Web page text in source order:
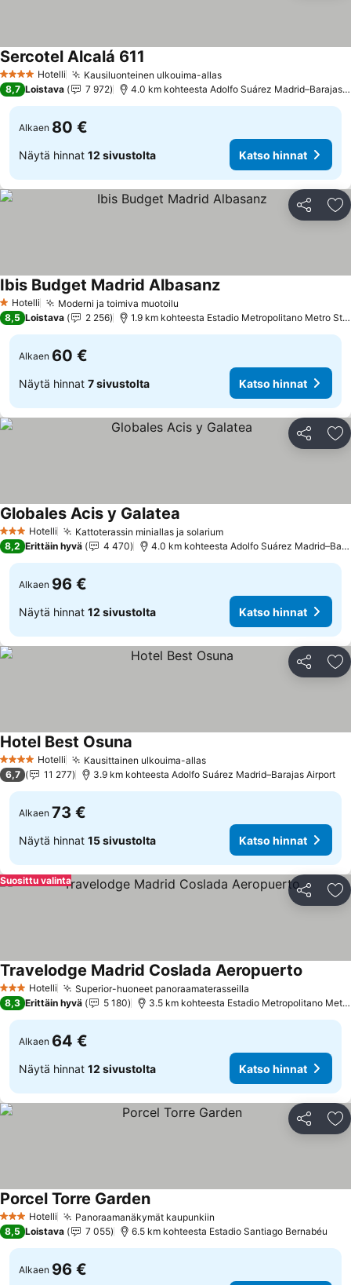
4 Tähtiluokitus
Hotelli Kausiluonteinen ulkouima-allas
Sercotel Alcalá 611
8,7 Loistava 7 972 4.0 km kohteesta Adolfo Suárez Madrid–Barajas Airport
Alkaen 80 €
Näytä hinnat 12 sivustolta Katso hinnat
Jaa
1 Tähtiluokitus
Hotelli Moderni ja toimiva muotoilu
Ibis Budget Madrid Albasanz
8,5 Loistava 2 256 1.9 km kohteesta Estadio Metropolitano Metro Station
Alkaen 60 €
Näytä hinnat 7 sivustolta Katso hinnat
Jaa
3 Tähtiluokitus
Hotelli Kattoterassin miniallas ja solarium
Globales Acis y Galatea
8,2 Erittäin hyvä 4 470 4.0 km kohteesta Adolfo Suárez Madrid–Barajas Airport
Alkaen 96 €
Näytä hinnat 12 sivustolta Katso hinnat
Jaa
4 Tähtiluokitus
Hotelli Kausittainen ulkouima-allas
Hotel Best Osuna
6,7 11 277 3.9 km kohteesta Adolfo Suárez Madrid–Barajas Airport
Alkaen 73 €
Näytä hinnat 15 sivustolta Katso hinnat
Jaa
Suosittu valinta
3 Tähtiluokitus
Hotelli Superior-huoneet panoraamaterasseilla
Travelodge Madrid Coslada Aeropuerto
8,3 Erittäin hyvä 5 180 3.5 km kohteesta Estadio Metropolitano Metro Station
Alkaen 64 €
Näytä hinnat 12 sivustolta Katso hinnat
Jaa
3 Tähtiluokitus
Hotelli Panoraamanäkymät kaupunkiin
Porcel Torre Garden
8,5 Loistava 7 055 6.5 km kohteesta Estadio Santiago Bernabéu
Alkaen 96 €